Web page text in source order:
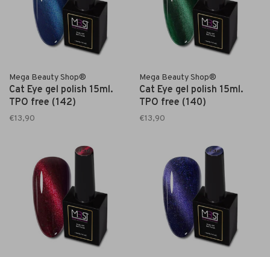
Mega Beauty Shop®
Cat Eye gel polish 15ml.
TPO free (142)
€13,90
Mega Beauty Shop®
Cat Eye gel polish 15ml.
TPO free (140)
€13,90